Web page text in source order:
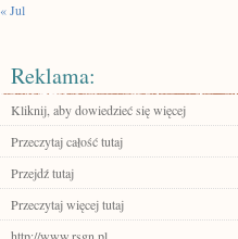
« Jul
Reklama:
Kliknij, aby dowiedzieć się więcej
Przeczytaj całość tutaj
Przejdź tutaj
Przeczytaj więcej tutaj